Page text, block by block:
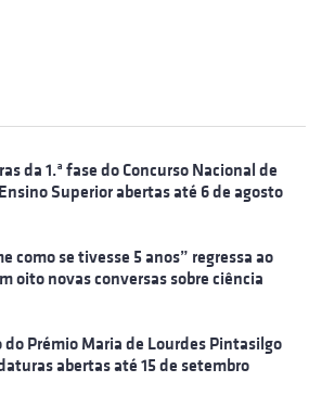
da 1.ª fase do Concurso Nacional de
Superior abertas até 6 de agosto
como se tivesse 5 anos” regressa ao
oito novas conversas sobre ciência
do Prémio Maria de Lourdes Pintasilgo
abertas até 15 de setembro